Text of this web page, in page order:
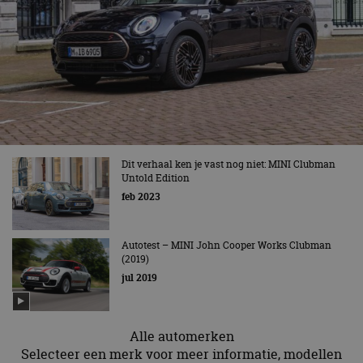
Dit verhaal ken je vast nog niet: MINI Clubman
Untold Edition
feb 2023
Autotest – MINI John Cooper Works Clubman
(2019)
jul 2019
Alle automerken
Selecteer een merk voor meer informatie, modellen
cf_clearance
Cloudflare,
Inc.
.autorai.nl
1 jaar
Deze
gebruikt
vertrouwd
te
adres van
te
essentieel
veiligheid
website
CookieScriptConsent
service om